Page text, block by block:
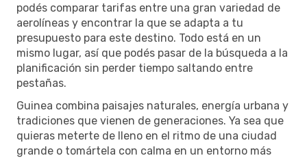
podés comparar tarifas entre una gran variedad de
aerolíneas y encontrar la que se adapta a tu
presupuesto para este destino. Todo está en un
mismo lugar, así que podés pasar de la búsqueda a la
planificación sin perder tiempo saltando entre
pestañas.
Guinea combina paisajes naturales, energía urbana y
tradiciones que vienen de generaciones. Ya sea que
quieras meterte de lleno en el ritmo de una ciudad
grande o tomártela con calma en un entorno más